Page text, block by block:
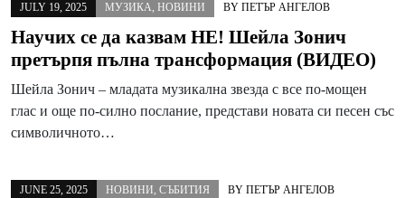
JULY 19, 2025 МУЗИКА, НОВИНИ BY ПЕТЪР АНГЕЛОВ
Научих се да казвам НЕ! Шейла Зонич
претърпя пълна трансформация (ВИДЕО)
Шейла Зонич – младата музикална звезда с все по-мощен
глас и още по-силно послание, представи новата си песен със
символичното…
JUNE 25, 2025 НОВИНИ, СЪБИТИЯ BY ПЕТЪР АНГЕЛОВ